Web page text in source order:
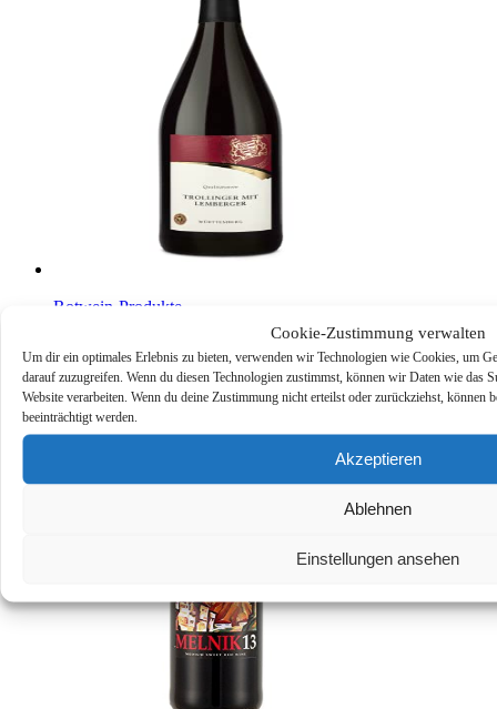
Rotwein-Produkte
Württemberger Wein Trollinger mit Lemberger QW
halbtrocken (1 x 1,0l)
€4,49 inkl. MwSt. Amazon / Ebay Produkt ansehen*
Cookie-Zustimmung verwalten
Um dir ein optimales Erlebnis zu bieten, verwenden wir Technologien wie Cookies, um
darauf zuzugreifen. Wenn du diesen Technologien zustimmst, können wir Daten wie das
Website verarbeiten. Wenn du deine Zustimmung nicht erteilst oder zurückziehst, können
beeinträchtigt werden.
Akzeptieren
Ablehnen
Einstellungen ansehen